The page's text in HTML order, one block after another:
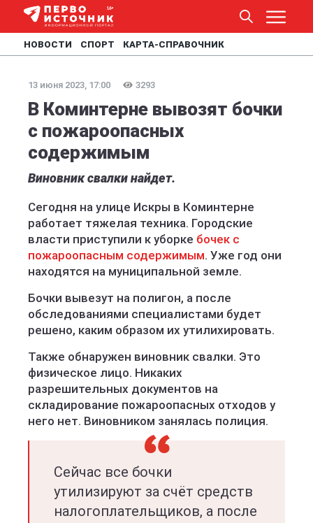
НОВОСТИ СПОРТ КАРТА-СПРАВОЧНИК
13 июня 2023, 17:00 3293
В Коминтерне вывозят бочки
с пожароопасных
содержимым
Виновник свалки найдет.
Сегодня на улице Искры в Коминтерне
работает тяжелая техника. Городские
власти приступили к уборке бочек с
пожароопасным содержимым. Уже год они
находятся на муниципальной земле.
Бочки вывезут на полигон, а после
обследованиями специалистами будет
решено, каким образом их утилихировать.
Также обнаружен виновник свалки. Это
физическое лицо. Никаких
разрешительных документов на
складирование пожароопасных отходов у
него нет. Виновником занялась полиция.
Сейчас все бочки
утилизируют за счёт средств
налогоплательщиков, а после